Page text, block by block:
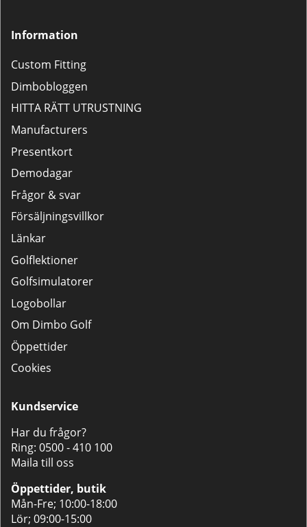
Information
Custom Fitting
Dimbobloggen
HITTA RÄTT UTRUSTNING
Manufacturers
Presentkort
Demodagar
Frågor & svar
Försäljningsvillkor
Länkar
Golflektioner
Golfsimulatorer
Logobollar
Om Dimbo Golf
Öppettider
Cookies
Kundservice
Har du frågor?
Ring: 0500 - 410 100
Maila till oss
Öppettider, butik
Mån-Fre; 10:00-18:00
Lör; 09:00-15:00